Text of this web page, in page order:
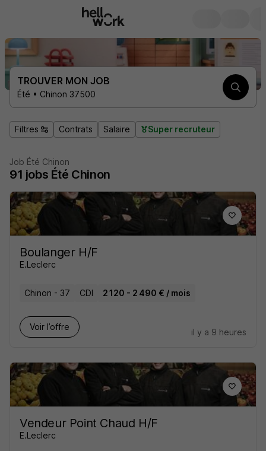
TROUVER MON JOB
Été • Chinon 37500
Filtres Contrats Salaire Super recruteur
Job Été Chinon
91 jobs Été Chinon
Boulanger H/F
E.Leclerc
Chinon - 37 CDI 2 120 - 2 490 € / mois
Voir l’offre
il y a 9 heures
Vendeur Point Chaud H/F
E.Leclerc